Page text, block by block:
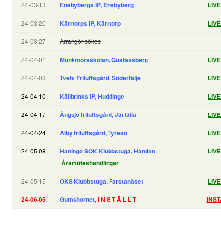
24-03-13 Enebybergs IP, Enebyberg
24-03-20 Kärrtorps IP, Kärrtorp
24-03-27 Arrangör sökes
24-04-01 Munkmoraskolan, Gustavsberg
24-04-03 Tveta Friluftsgård, Södertälje
24-04-10 Källbrinks IP, Huddinge
24-04-17 Ängsjö friluftsgård, Järfälla
24-04-24 Alby friluftsgård, Tyresö
24-05-08
Haninge SOK Klubbstuga, Handen
Årsmöteshandlingar
24-05-15 OKS Klubbstuga, Farstanäset
24-06-05 Gumshornet,I N S T Ä L L T